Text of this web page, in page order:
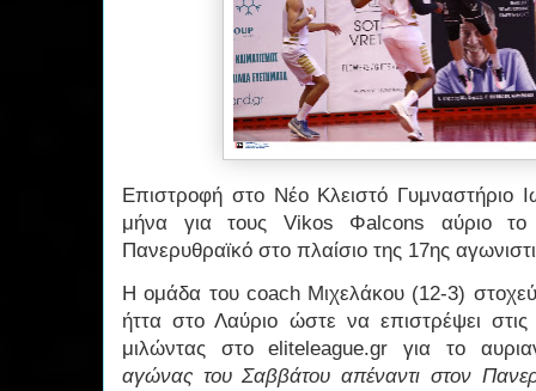
Επιστροφή στο Νέο Κλειστό Γυμναστήριο
μήνα για τους Vikos Φalcons αύριο το
Πανερυθραϊκό στο πλαίσιο της 17ης
Η ομάδα του coach Μιχελάκου (12-3)
ήττα στο Λαύριο ώστε να επιστρέψει
μιλώντας στο eliteleague.gr για το
αγώνας του Σαββάτου απέναντι στον